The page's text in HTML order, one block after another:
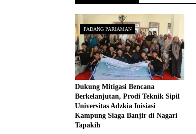
PADANG PARIAMAN
Dukung Mitigasi Bencana
Berkelanjutan, Prodi Teknik Sipil
Universitas Adzkia Inisiasi
Kampung Siaga Banjir di Nagari
Tapakih